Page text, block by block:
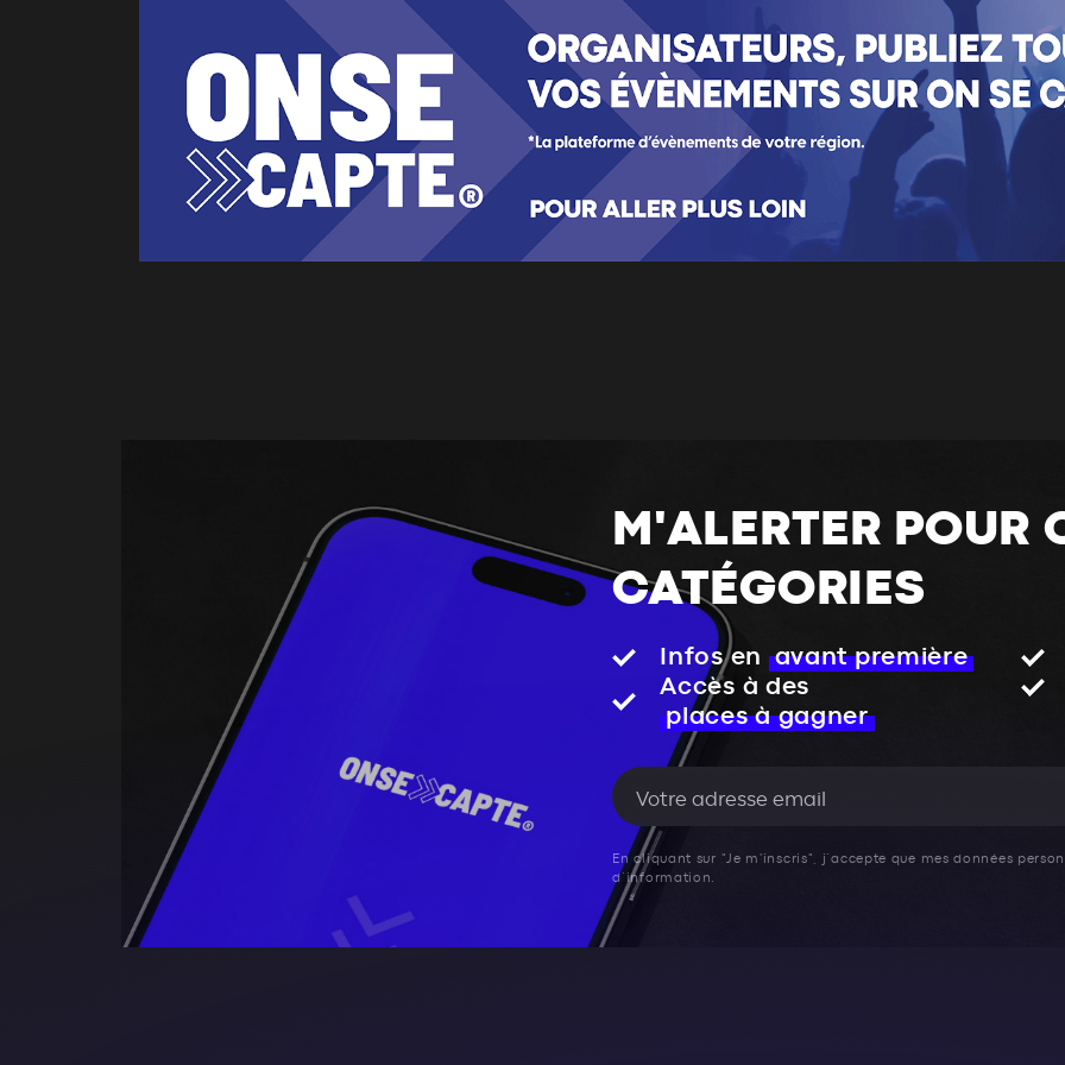
M'ALERTER POUR
CATÉGORIES
Infos en
avant première
Accès à des
places à gagner
En cliquant sur "Je m'inscris", j’accepte que mes données
d’information.